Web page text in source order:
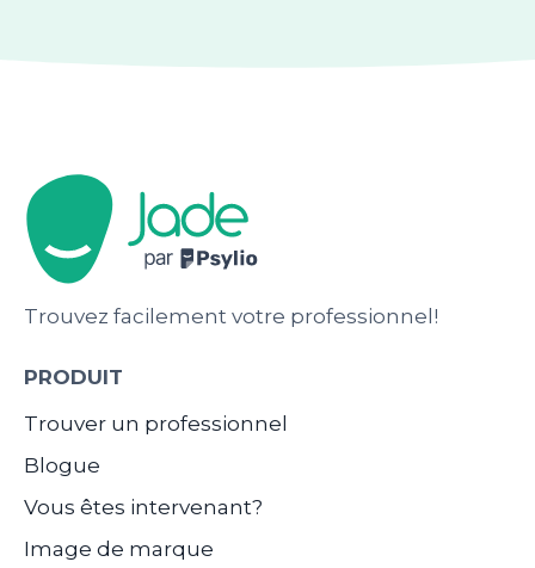
Trouvez facilement votre professionnel!
PRODUIT
Trouver un professionnel
Blogue
Vous êtes intervenant?
Image de marque